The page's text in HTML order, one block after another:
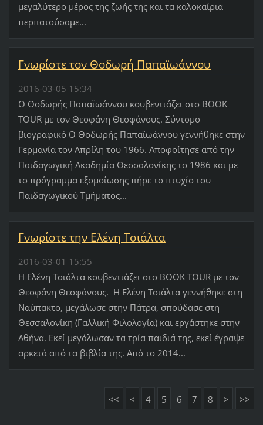
μεγαλύτερο μέρος της ζωής της και τα καλοκαίρια
περπατούσαμε...
Γνωρίστε τον Θοδωρή Παπαϊωάννου
2016-03-05 15:34
Ο Θοδωρής Παπαϊωάννου κουβεντιάζει στο BOOK
TOUR με τον Θεοφάνη Θεοφάνους. Σύντομο
βιογραφικό Ο Θοδωρής Παπαϊωάννου γεννήθηκε στην
Γερμανία τον Απρίλη του 1966. Αποφοίτησε από την
Παιδαγωγική Ακαδημία Θεσσαλονίκης το 1986 και με
το πρόγραμμα εξομοίωσης πήρε το πτυχίο του
Παιδαγωγικού Τμήματος...
Γνωρίστε την Ελένη Τσιάλτα
2016-03-01 15:55
Η Ελένη Τσιάλτα κουβεντιάζει στο BOOK TOUR με τον
Θεοφάνη Θεοφάνους. Η Ελένη Τσιάλτα γεννήθηκε στη
Ναύπακτο, μεγάλωσε στην Πάτρα, σπούδασε στη
Θεσσαλονίκη (Γαλλική Φιλολογία) και εργάστηκε στην
Αθήνα. Εκεί μεγάλωσαν τα τρία παιδιά της, εκεί έγραψε
αρκετά από τα βιβλία της. Από το 2014...
<< < 4 5 6 7 8 > >>